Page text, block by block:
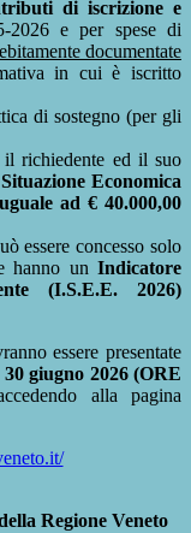
di iscrizione e
2026 e per spese di
documentate
in cui è iscritto
di sostegno (per gli
il richiedente ed il suo
Economica
ad € 40.000,00
essere concesso solo
hanno un Indicatore
(I.S.E.E. 2026)
essere presentate
giugno 2026 (ORE
alla pagina
Regione Veneto